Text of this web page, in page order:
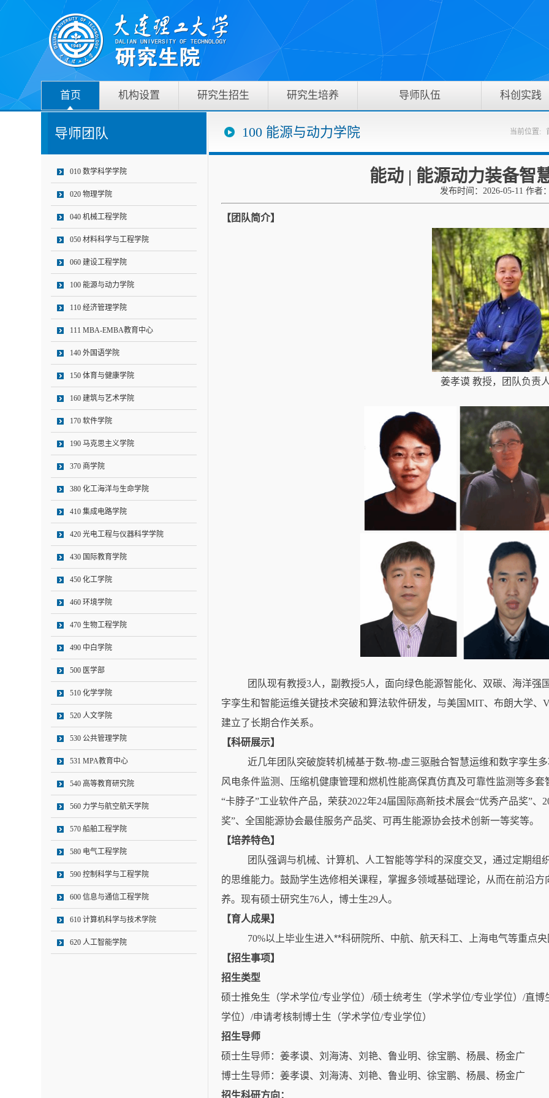
首页 机构设置 研究生招生 研究生培养 导师队伍 科创实践
导师团队
010 数学科学学院
020 物理学院
040 机械工程学院
050 材料科学与工程学院
060 建设工程学院
100 能源与动力学院
110 经济管理学院
111 MBA-EMBA教育中心
140 外国语学院
150 体育与健康学院
160 建筑与艺术学院
170 软件学院
190 马克思主义学院
370 商学院
380 化工海洋与生命学院
410 集成电路学院
420 光电工程与仪器科学学院
430 国际教育学院
450 化工学院
460 环境学院
470 生物工程学院
490 中白学院
500 医学部
510 化学学院
520 人文学院
530 公共管理学院
531 MPA教育中心
540 高等教育研究院
560 力学与航空航天学院
570 船舶工程学院
580 电气工程学院
590 控制科学与工程学院
600 信息与通信工程学院
610 计算机科学与技术学院
620 人工智能学院
100 能源与动力学院 当前位置:
能动 | 能源动力装备智
发布时间：2026-05-11 作者
【团队简介】
姜孝谟 教授，团队负责
团队现有教授3人，副教授5人，面向绿色能源智能化、双碳、海洋强
字孪生和智能运维关键技术突破和算法软件研发，与美国MIT、布朗大学、
建立了长期合作关系。
【科研展示】
近几年团队突破旋转机械基于数-物-虚三驱融合智慧运维和数字孪生
风电条件监测、压缩机健康管理和燃机性能高保真仿真及可靠性监测等多
“卡脖子”工业软件产品，荣获2022年24届国际高新技术展会“优秀产品奖”、
奖”、全国能源协会最佳服务产品奖、可再生能源协会技术创新一等奖等。
【培养特色】
团队强调与机械、计算机、人工智能等学科的深度交叉，通过定期
的思维能力。鼓励学生选修相关课程，掌握多领域基础理论，从而在前沿
养。现有硕士研究生76人，博士生29人。
【育人成果】
70%以上毕业生进入**科研院所、中航、航天科工、上海电气等重点
【招生事项】
招生类型
硕士推免生（学术学位/专业学位） /硕士统考生（学术学位/专业学位） /直博
学位） /申请考核制博士生（学术学位/专业学位）
招生导师
硕士生导师：姜孝谟、刘海涛、刘艳、鲁业明、徐宝鹏、杨晨、杨金广
博士生导师：姜孝谟、刘海涛、刘艳、鲁业明、徐宝鹏、杨晨、杨金广
招生科研方向：